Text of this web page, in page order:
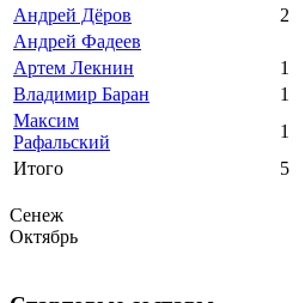
Андрей Дёров
2
Андрей Фадеев
Артем Лекнин
1
Владимир Баран
1
Максим
Рафальский
1
Итого
5
Сенеж
Октябрь